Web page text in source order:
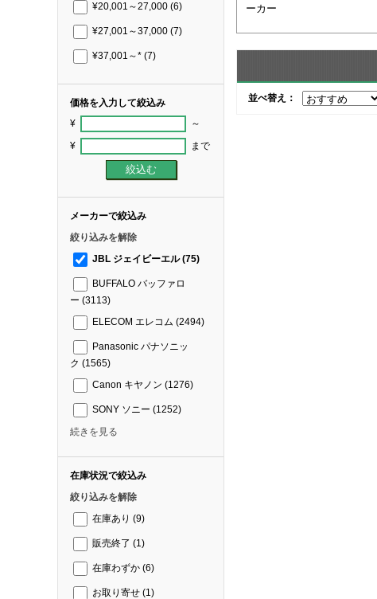
¥20,001～27,000 (6)
¥27,001～37,000 (7)
¥37,001～* (7)
価格を入力して絞込み
¥ ～
¥ まで
メーカーで絞込み
絞り込みを解除
JBL ジェイビーエル(75)
BUFFALO バッファロ
ー (3113)
ELECOM エレコム (2494)
Panasonic パナソニッ
ク (1565)
Canon キヤノン (1276)
SONY ソニー (1252)
続きを見る
在庫状況で絞込み
絞り込みを解除
在庫あり (9)
販売終了 (1)
在庫わずか (6)
お取り寄せ (1)
ーカー
並べ替え：